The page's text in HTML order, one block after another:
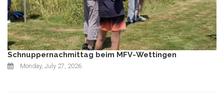
Schnuppernachmittag beim MFV-Wettingen
Monday, July 27, 2026